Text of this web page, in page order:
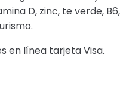
D, zinc, te verde, B6,
en línea tarjeta Visa.